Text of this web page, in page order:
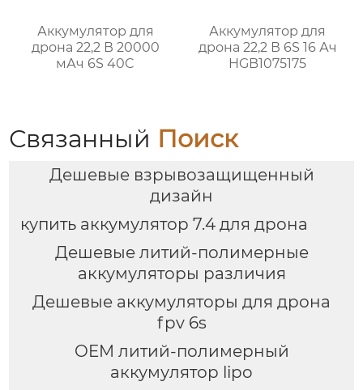
Аккумулятор для
дрона 22,2 В 20000
мАч 6S 40C
Аккумулятор для
дрона 22,2 В 6S 16 Ач
HGB1075175
Связанный Поиск
Дешевые взрывозащищенный
дизайн
купить аккумулятор 7.4 для дрона
Дешевые литий-полимерные
аккумуляторы различия
Дешевые аккумуляторы для дрона
fpv 6s
OEM литий-полимерный
аккумулятор lipo